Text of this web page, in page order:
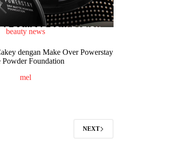
beauty news
dengan Make Over Powerstay
Powder Foundation
mel
NEXT